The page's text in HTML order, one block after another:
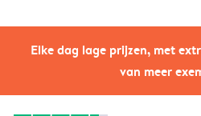
Elke dag lage prijzen, met
van meer